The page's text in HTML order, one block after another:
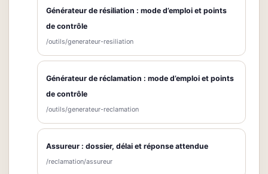
Générateur de résiliation : mode d’emploi et points
de contrôle
/outils/generateur-resiliation
Générateur de réclamation : mode d’emploi et points
de contrôle
/outils/generateur-reclamation
Assureur : dossier, délai et réponse attendue
/reclamation/assureur